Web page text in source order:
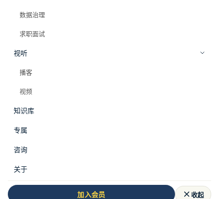
数据治理
求职面试
视听
播客
视频
知识库
专属
咨询
关于
加入会员 收起
全部标签
企业管理
共 1 篇文章